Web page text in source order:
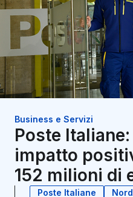
Business e Servizi
Poste
impatto
152 milioni di
Poste Italiane